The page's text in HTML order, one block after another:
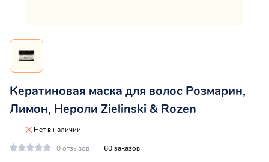
Кератиновая маска для волос Розмарин,
Лимон, Нероли Zielinski & Rozen
Нет в наличии
0 отзывов
60 заказов